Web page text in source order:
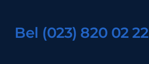
Bel (023) 820 02 22